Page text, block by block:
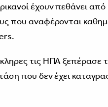
έχουν πεθάνει από
που αναφέρονται
τις ΗΠΑ ξεπέρασε
που δεν έχει